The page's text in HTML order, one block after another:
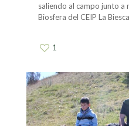
saliendo al campo junto a
Biosfera del CEIP La
1